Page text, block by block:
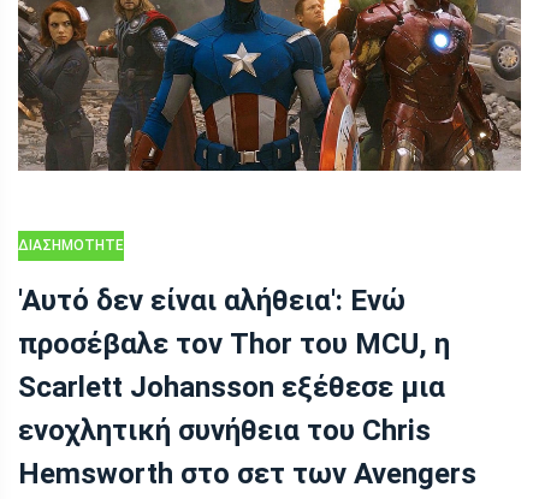
ΔΙΑΣΗΜΌΤΗΤΕΣ
'Αυτό δεν είναι αλήθεια': Ενώ
προσέβαλε τον Thor του MCU, η
Scarlett Johansson εξέθεσε μια
ενοχλητική συνήθεια του Chris
Hemsworth στο σετ των Avengers